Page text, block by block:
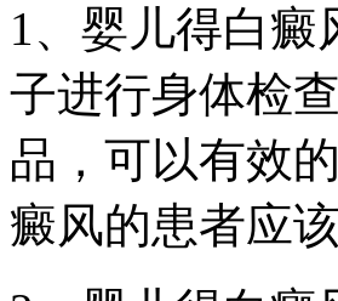
1、婴儿得白
子进行身体检
品，可以有效
癜风的患者应